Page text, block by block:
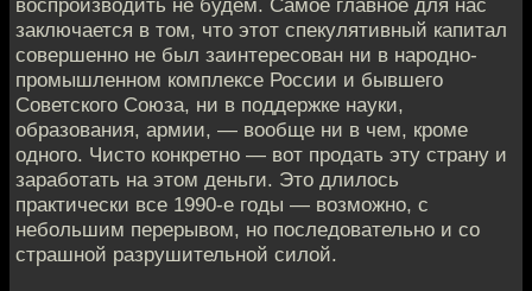
воспроизводить не будем. Самое главное для нас
заключается в том, что этот спекулятивный капитал
совершенно не был заинтересован ни в народно-
промышленном комплексе России и бывшего
Советского Союза, ни в поддержке науки,
образования, армии, — вообще ни в чем, кроме
одного. Чисто конкретно — вот продать эту страну и
заработать на этом деньги. Это длилось
практически все 1990-е годы — возможно, с
небольшим перерывом, но последовательно и со
страшной разрушительной силой.